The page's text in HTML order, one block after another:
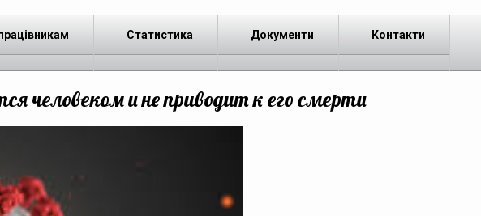
Статистика Документи Контакти
человеком и не приводит к его смерти